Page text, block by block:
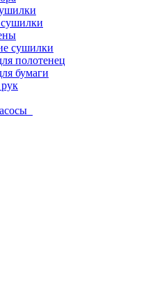
сушилки
полотенец
бумаги